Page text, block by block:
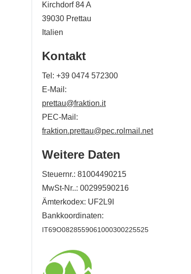
Kirchdorf 84 A
39030 Prettau
Italien
Kontakt
Tel:+39 0474 572300
E-Mail:
prettau@fraktion.it
PEC-Mail:
fraktion.prettau@pec.rolmail.net
Weitere Daten
Steuernr.: 81004490215
MwSt-Nr..: 00299590216
Ämterkodex: UF2L9I
Bankkoordinaten:
IT69O0828559061000300225525